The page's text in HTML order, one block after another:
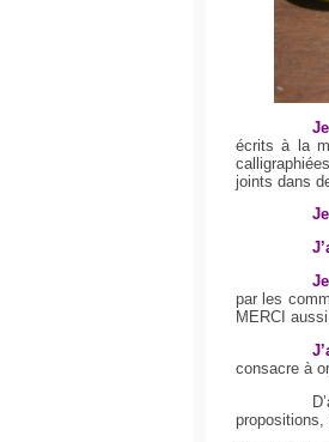
écrits à la
joints dans
par les
MERCI
consacre à